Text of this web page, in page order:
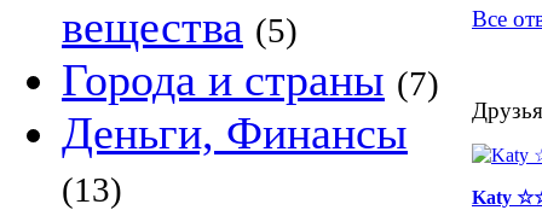
вещества (5)
Города и страны (7)
Деньги, Финансы
(13)
Все
Katy